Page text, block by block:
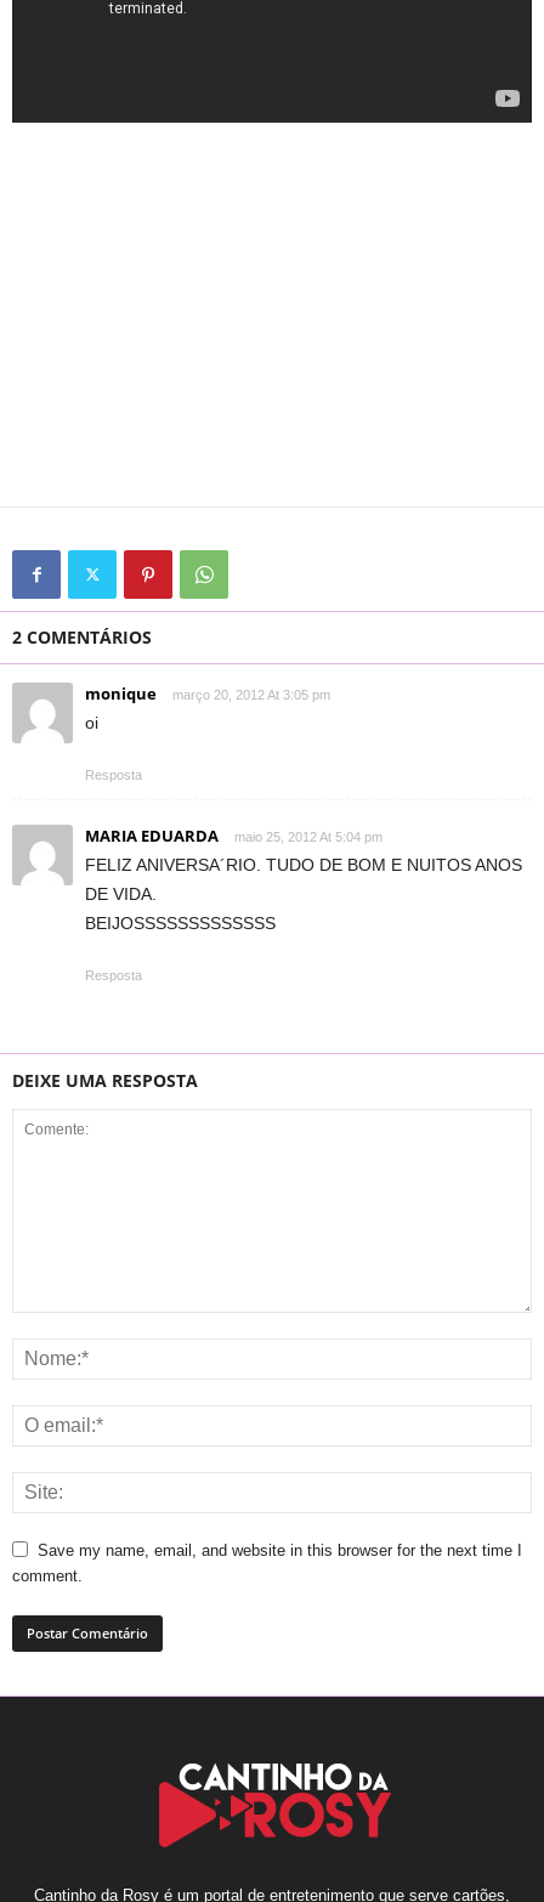
2 COMENTÁRIOS
monique março 20, 2012 At 3:05 pm
oi
Resposta
MARIA EDUARDA maio 25, 2012 At 5:04 pm
FELIZ ANIVERSA´RIO. TUDO DE BOM E NUITOS ANOS
DE VIDA.
BEIJOSSSSSSSSSSSSS
Resposta
DEIXE UMA RESPOSTA
Save my name, email, and website in this browser for the next time I
comment.
Cantinho da Rosy é um portal de entretenimento que serve cartões,